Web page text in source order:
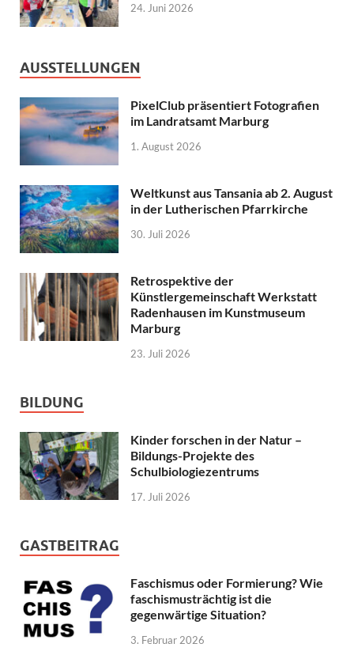
24. Juni 2026
AUSSTELLUNGEN
PixelClub präsentiert Fotografien
im Landratsamt Marburg
1. August 2026
Weltkunst aus Tansania ab 2. August
in der Lutherischen Pfarrkirche
30. Juli 2026
Retrospektive der
Künstlergemeinschaft Werkstatt
Radenhausen im Kunstmuseum
Marburg
23. Juli 2026
BILDUNG
Kinder forschen in der Natur –
Bildungs-Projekte des
Schulbiologiezentrums
17. Juli 2026
GASTBEITRAG
Faschismus oder Formierung? Wie
faschismusträchtig ist die
gegenwärtige Situation?
3. Februar 2026